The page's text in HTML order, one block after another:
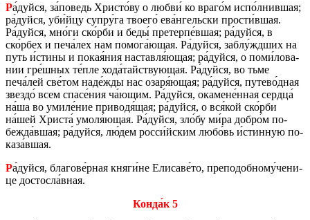
Ра́дуйся, за́по­ведь Хри­сто́ву о любви́ ко враго́м испо́лнив­шая;
ра́дуйся, уби́йцу супру́га тво­е­го́ ева́нгель­ски про­сти́вшая.
Ра́дуйся, мно́ги ско́рби и беды́ пре­тер­пе́вшая; ра́дуйся, в
ско́рбех и печа́лех нам по­мо­га́ющая. Ра́дуйся, заблу́ждших на
путь и́стины и покая́ния на­став­ля́ющая; ра́дуйся, о поми́ло­ва­
нии гре́шных те́пле хода́тай­ству­ю­щая. Ра́дуйся, во тьме
печа́лей све́том наде́жды нас озаря́ющая; ра́дуйся, пу­те­во́дная
звез­до́ всем спасе́ния ча́ющим. Ра́дуйся, ока­мене́нная серд­ца́
на́ша во умиле́ние при­во­дя́щая; ра́дуйся, о вся́кой ско́рби
на́шей Хри­ста́ умоля́ющая. Ра́дуйся, зло́бу ми́ра добро́м по­
беж­да́вшая; ра́дуйся, лю́дем росси́йским любо́вь и́стин­ную по­
ка­за́вшая.
Ра́дуйся, бла­го­ве́рная княги́не Ели­са­ве́то, пре­по­доб­но­му́че­ни­
це до­стос­ла́вная.
Конда́к 5